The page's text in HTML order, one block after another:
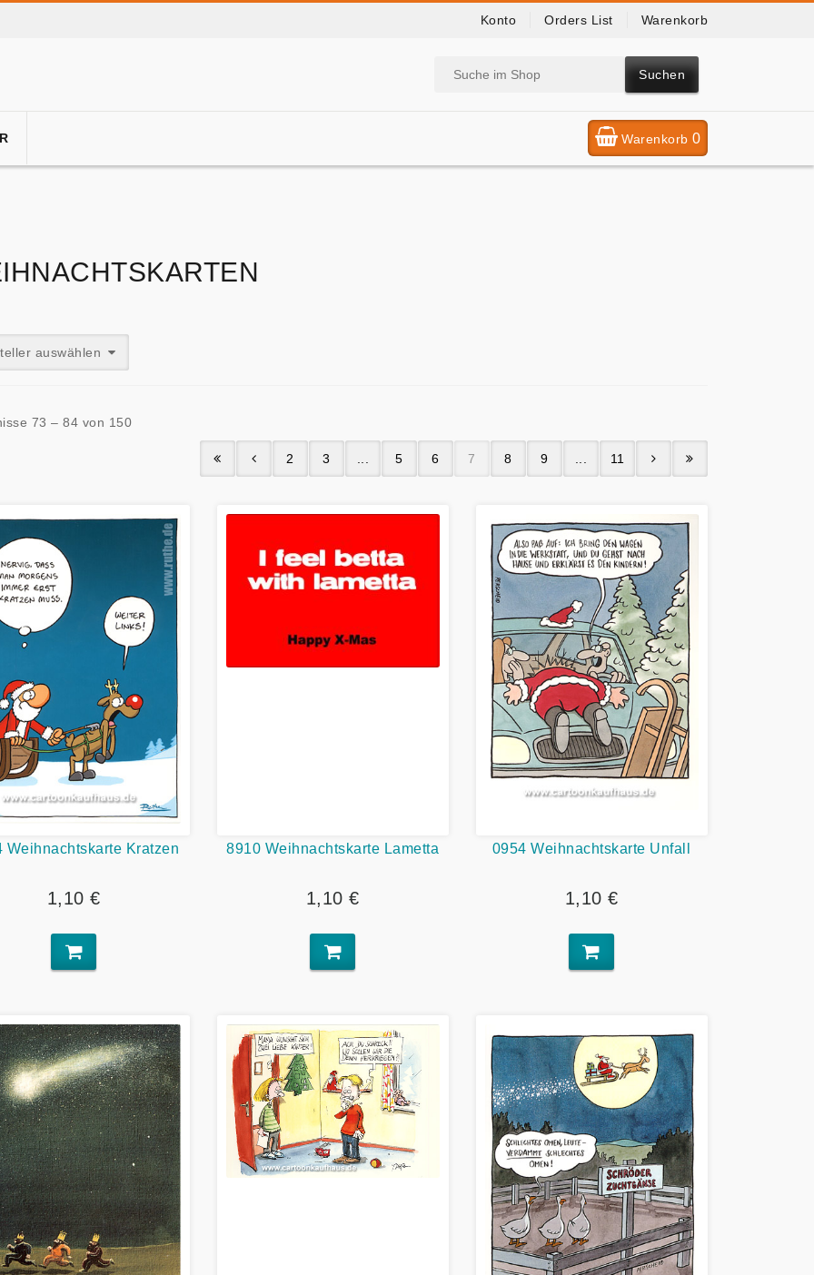
Konto Orders List Warenkorb
Suchen
Warenkorb 0
auswählen
73 – 84 von 150
2 3 5 6 7 8 9 11
Weihnachtskarte Kratzen
1,10 €
8910 Weihnachtskarte Lametta
1,10 €
0954 Weihnachtskarte Unfall
1,10 €